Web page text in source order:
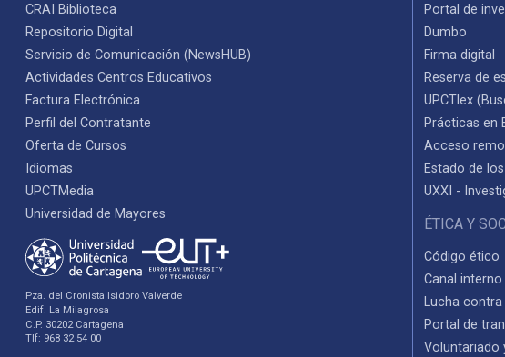
CRAI Biblioteca
Repositorio Digital
Servicio de Comunicación (NewsHUB)
Actividades Centros Educativos
Factura Electrónica
Perfil del Contratante
Oferta de Cursos
Idiomas
UPCTMedia
Universidad de Mayores
Pza. del Cronista Isidoro Valverde
Edif. La Milagrosa
C.P. 30202 Cartagena
Tlf: 968 32 54 00
Portal de
Dumbo
Firma digital
Reserva de
UPCTlex
Prácticas en
Acceso
Estado de
UXXI -
ÉTICA Y
Código ético
Canal
Lucha
Portal de
Voluntariado